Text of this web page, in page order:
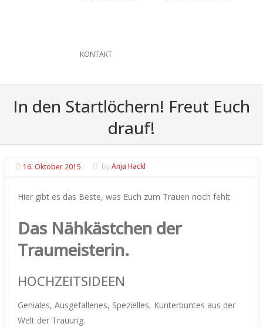
KONTAKT
In den Startlöchern! Freut Euch
drauf!
16. Oktober 2015 byAnja Hackl
Hier gibt es das Beste, was Euch zum Trauen noch fehlt.
Das Nähkästchen der
Traumeisterin.
HOCHZEITSIDEEN
Geniales, Ausgefallenes, Spezielles, Kunterbuntes aus der
Welt der Trauung.